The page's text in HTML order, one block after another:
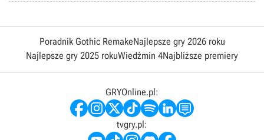
Poradnik Gothic RemakeNajlepsze gry 2026 roku
Najlepsze gry 2025 rokuWiedźmin 4Najbliższe premiery
GRYOnline.pl:
tvgry.pl: